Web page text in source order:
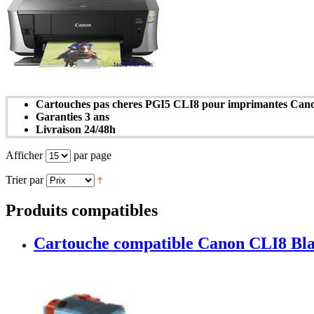
Cartouches pas cheres PGI5 CLI8 pour imprimantes
Garanties 3 ans
Livraison 24/48h
Afficher par page
Trier par
Produits compatibles
Cartouche compatible Canon CLI8